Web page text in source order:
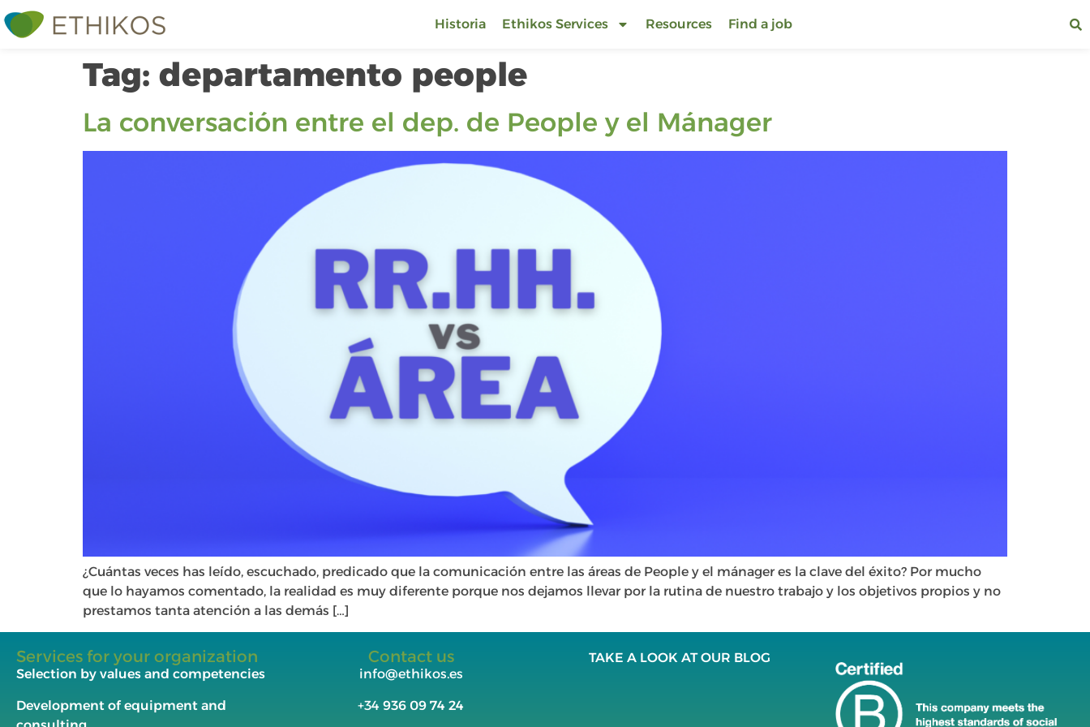
Historia Ethikos Services Resources Find a job
Tag: departamento people
La conversación entre el dep. de People y el Mánager
¿Cuántas veces has leído, escuchado, predicado que la comunicación entre las áreas de People y el mánager es la clave del éxito? Por mucho
que lo hayamos comentado, la realidad es muy diferente porque nos dejamos llevar por la rutina de nuestro trabajo y los objetivos propios y no
prestamos tanta atención a las demás […]
Services for your organization
Selection by values and competencies
Development of equipment and
Contact us
info@ethikos.es
+34 936 09 74 24
TAKE A LOOK AT OUR BLOG